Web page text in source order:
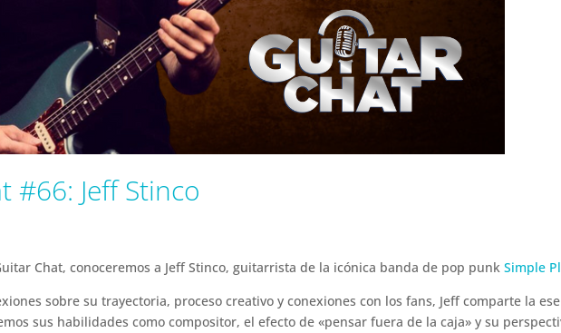
#66: Jeff Stinco
Chat, conoceremos a Jeff Stinco, guitarrista de la icónica banda de pop punkSimple
sobre su trayectoria, proceso creativo y conexiones con los fans, Jeff comparte la
sus habilidades como compositor, el efecto de «pensar fuera de la caja» y su